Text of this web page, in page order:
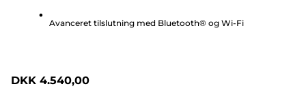
anmeldelserAvanceret tilslutning med Bluetooth® og Wi-Fi
DKK 4.540,00